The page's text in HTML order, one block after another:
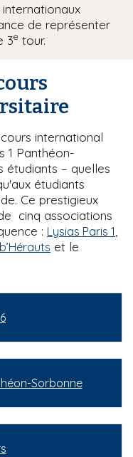
de représenter
3e tour.
international
1 Panthéon-
étudiants – quelles
étudiants
Ce prestigieux
cinq associations
: Lysias Paris 1
et le
Sorbonne